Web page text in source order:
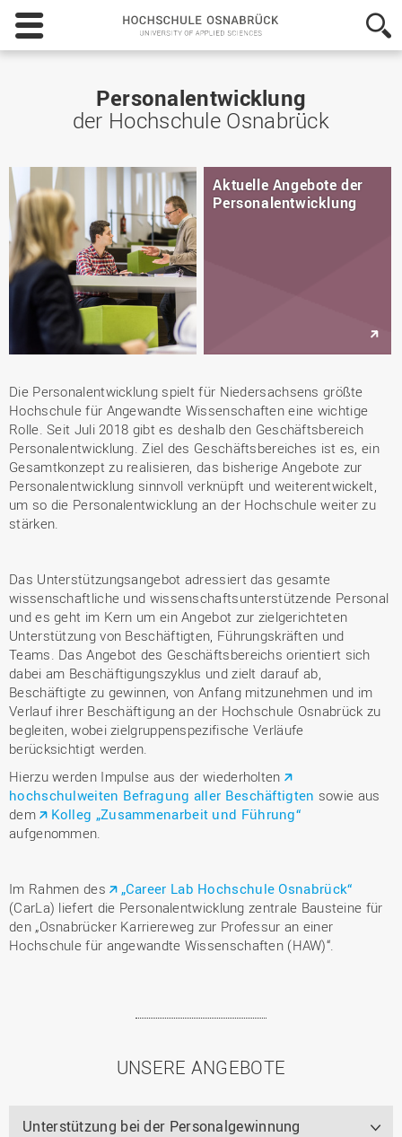
Hochschule
Osnabrück
-
Sciences
Personalentwicklung
der Hochschule Osnabrück
Aktuelle Angebote der
Personalentwicklung
Die Personalentwicklung spielt für Niedersachsens größte
Hochschule für Angewandte Wissenschaften eine wichtige
Rolle. Seit Juli 2018 gibt es deshalb den Geschäftsbereich
Personalentwicklung. Ziel des Geschäftsbereiches ist es, ein
Gesamtkonzept zu realisieren, das bisherige Angebote zur
Personalentwicklung sinnvoll verknüpft und weiterentwickelt,
um so die Personalentwicklung an der Hochschule weiter zu
stärken.
Das Unterstützungsangebot adressiert das gesamte
wissenschaftliche und wissenschaftsunterstützende Personal
und es geht im Kern um ein Angebot zur zielgerichteten
Unterstützung von Beschäftigten, Führungskräften und
Teams. Das Angebot des Geschäftsbereichs orientiert sich
dabei am Beschäftigungszyklus und zielt darauf ab,
Beschäftigte zu gewinnen, von Anfang mitzunehmen und im
Verlauf ihrer Beschäftigung an der Hochschule Osnabrück zu
begleiten, wobei zielgruppenspezifische Verläufe
berücksichtigt werden.
Hierzu werden Impulse aus der wiederholten
hochschulweiten Befragung aller Beschäftigten sowie aus
dem
Kolleg „Zusammenarbeit und Führung“
aufgenommen.
Im Rahmen des
„Career Lab Hochschule Osnabrück“
(CarLa) liefert die Personalentwicklung zentrale Bausteine für
den „Osnabrücker Karriereweg zur Professur an einer
Hochschule für angewandte Wissenschaften (HAW)“.
UNSERE ANGEBOTE
Unterstützung bei der Personalgewinnung